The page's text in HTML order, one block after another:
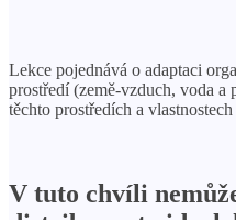
Lekce pojednává o adaptaci
prostředí (země-vzduch, voda
těchto prostředích a
V tuto chvíli